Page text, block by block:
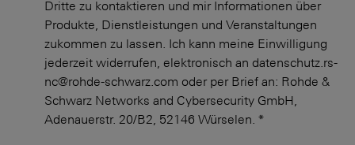
Dritte zu kontaktieren und mir Informationen über
Produkte, Dienstleistungen und Veranstaltungen
zukommen zu lassen. Ich kann meine Einwilligung
jederzeit widerrufen, elektronisch an datenschutz.rs-
nc@rohde-schwarz.com oder per Brief an: Rohde &
Schwarz Networks and Cybersecurity GmbH,
Adenauerstr. 20/B2, 52146 Würselen.*